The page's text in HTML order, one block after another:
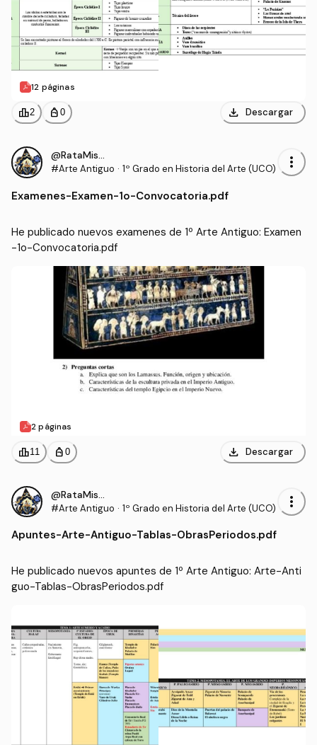
12 páginas
leaderboard2 personal_bag 0 download Descargar
@RataMiserable
#Arte Antiguo · 1º Grado en Historia del Arte (UCO) more_vert
Examenes-Examen-1o-Convocatoria.pdf
He publicado nuevos examenes de 1º Arte Antiguo: Examen
-1o-Convocatoria.pdf
2 páginas
leaderboard11 personal_bag 0 download Descargar
@RataMiserable
#Arte Antiguo · 1º Grado en Historia del Arte (UCO) more_vert
Apuntes-Arte-Antiguo-Tablas-ObrasPeriodos.pdf
He publicado nuevos apuntes de 1º Arte Antiguo: Arte-Anti
guo-Tablas-ObrasPeriodos.pdf